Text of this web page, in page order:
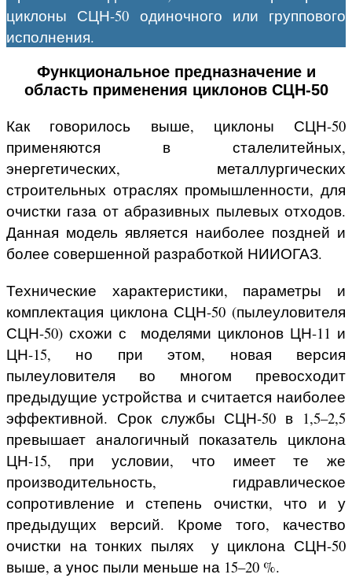
циклоны СЦН-50 одиночного или группового
исполнения.
Функциональное предназначение и
область применения циклонов СЦН-50
Как говорилось выше, циклоны СЦН-50
применяются в сталелитейных,
энергетических, металлургических
строительных отраслях промышленности, для
очистки газа от абразивных пылевых отходов.
Данная модель является наиболее поздней и
более совершенной разработкой НИИОГАЗ.
Технические характеристики, параметры и
комплектация циклона СЦН-50 (пылеуловителя
СЦН-50) схожи с моделями циклонов ЦН-11 и
ЦН-15, но при этом, новая версия
пылеуловителя во многом превосходит
предыдущие устройства и считается наиболее
эффективной. Срок службы СЦН-50 в 1,5–2,5
превышает аналогичный показатель циклона
ЦН-15, при условии, что имеет те же
производительность, гидравлическое
сопротивление и степень очистки, что и у
предыдущих версий. Кроме того, качество
очистки на тонких пылях у циклона СЦН-50
выше, а унос пыли меньше на 15–20 %.